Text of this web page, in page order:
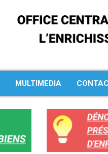
MULTIMEDIA